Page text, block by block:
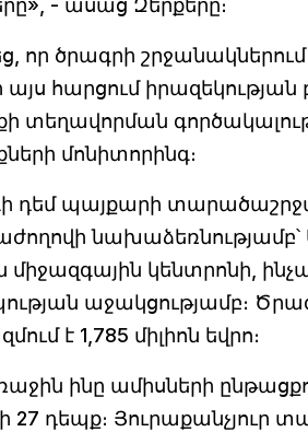
- ասաց Զերքերը։
որ ծրագրի
այս հարցում
մոնիտորինգ։
դեմ պայքարի
միջազգային կենտրոնի,
աջակցությամբ։
է 1,785 միլիոն եվրո։
ինը ամիսների
27 դեպք։ Յուրաքանչյուր